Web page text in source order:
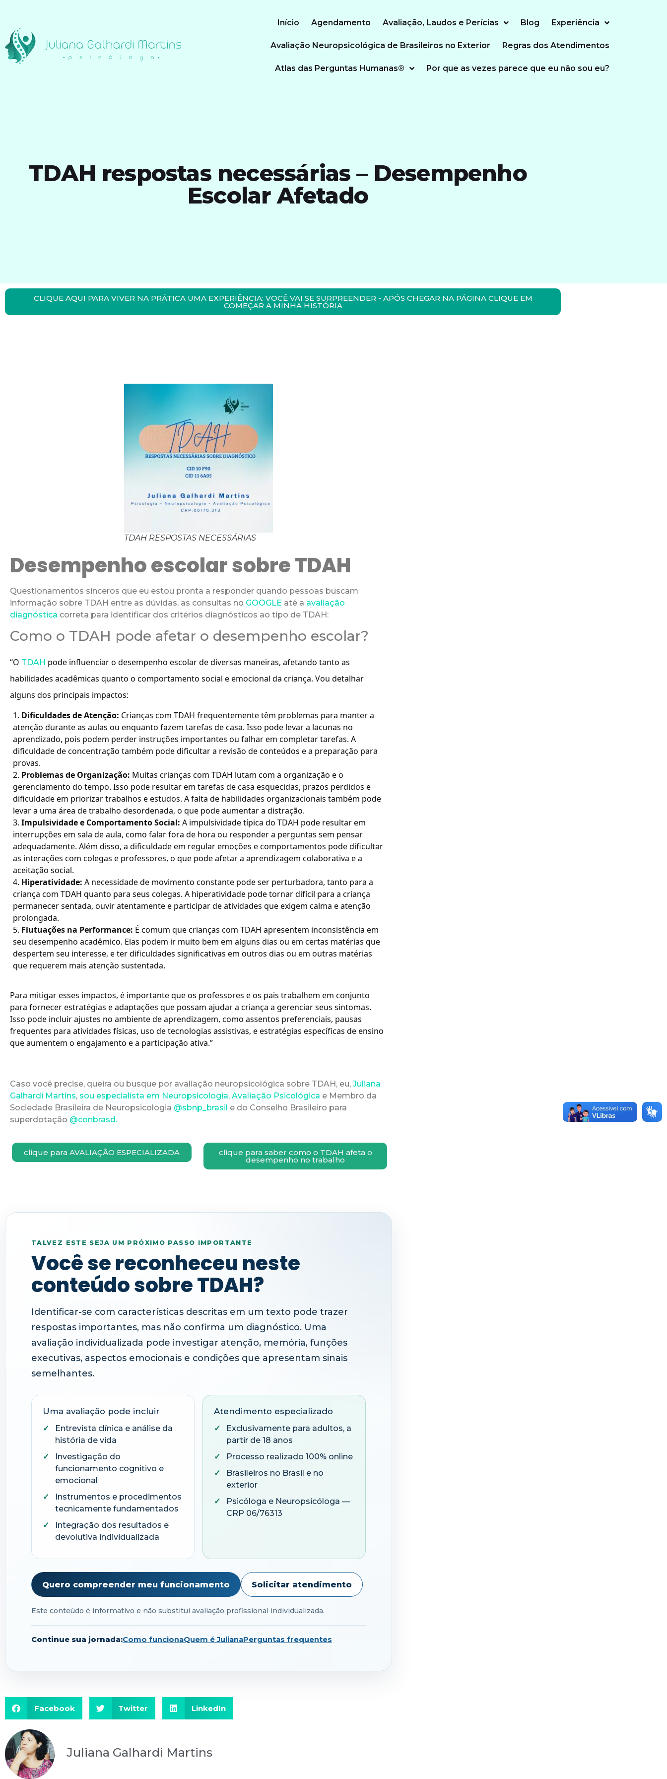
Início Agendamento Avaliação, Laudos e Perícias Blog Experiência
Avaliação Neuropsicológica de Brasileiros no Exterior Regras dos Atendimentos
Atlas das Perguntas Humanas® Por que as vezes parece que eu não sou eu?
TDAH respostas necessárias – Desempenho
Escolar Afetado
CLIQUE AQUI PARA VIVER NA PRÁTICA UMA EXPERIÊNCIA: VOCÊ VAI SE SURPREENDER - APÓS CHEGAR NA PÁGINA CLIQUE EM
COMEÇAR A MINHA HISTÓRIA
TDAH RESPOSTAS NECESSÁRIAS
Desempenho escolar sobre TDAH
Questionamentos sinceros que eu estou pronta a responder quando pessoas buscam
informação sobre TDAH entre as dúvidas, as consultas no GOOGLE até a avaliação
diagnóstica correta para identificar dos critérios diagnósticos ao tipo de TDAH:
Como o TDAH pode afetar o desempenho escolar?
“O TDAH pode influenciar o desempenho escolar de diversas maneiras, afetando tanto as
habilidades acadêmicas quanto o comportamento social e emocional da criança. Vou detalhar
alguns dos principais impactos:
Dificuldades de Atenção: Crianças com TDAH frequentemente têm problemas para manter a
atenção durante as aulas ou enquanto fazem tarefas de casa. Isso pode levar a lacunas no
aprendizado, pois podem perder instruções importantes ou falhar em completar tarefas. A
dificuldade de concentração também pode dificultar a revisão de conteúdos e a preparação para
provas.
Problemas de Organização: Muitas crianças com TDAH lutam com a organização e o
gerenciamento do tempo. Isso pode resultar em tarefas de casa esquecidas, prazos perdidos e
dificuldade em priorizar trabalhos e estudos. A falta de habilidades organizacionais também pode
levar a uma área de trabalho desordenada, o que pode aumentar a distração.
Impulsividade e Comportamento Social: A impulsividade típica do TDAH pode resultar em
interrupções em sala de aula, como falar fora de hora ou responder a perguntas sem pensar
adequadamente. Além disso, a dificuldade em regular emoções e comportamentos pode dificultar
as interações com colegas e professores, o que pode afetar a aprendizagem colaborativa e a
aceitação social.
Hiperatividade: A necessidade de movimento constante pode ser perturbadora, tanto para a
criança com TDAH quanto para seus colegas. A hiperatividade pode tornar difícil para a criança
permanecer sentada, ouvir atentamente e participar de atividades que exigem calma e atenção
prolongada.
Flutuações na Performance: É comum que crianças com TDAH apresentem inconsistência em
seu desempenho acadêmico. Elas podem ir muito bem em alguns dias ou em certas matérias que
despertem seu interesse, e ter dificuldades significativas em outros dias ou em outras matérias
que requerem mais atenção sustentada.
Para mitigar esses impactos, é importante que os professores e os pais trabalhem em conjunto
para fornecer estratégias e adaptações que possam ajudar a criança a gerenciar seus sintomas.
Isso pode incluir ajustes no ambiente de aprendizagem, como assentos preferenciais, pausas
frequentes para atividades físicas, uso de tecnologias assistivas, e estratégias específicas de ensino
que aumentem o engajamento e a participação ativa.”
Caso você precise, queira ou busque por avaliação neuropsicológica sobre TDAH, eu, Juliana
Galhardi Martins, sou especialista em Neuropsicologia, Avaliação Psicológica e Membro da
Sociedade Brasileira de Neuropsicologia @sbnp_brasil e do Conselho Brasileiro para
superdotação @conbrasd.
clique para AVALIAÇÃO ESPECIALIZADA clique para saber como o TDAH afeta o
desempenho no trabalho
TALVEZ ESTE SEJA UM PRÓXIMO PASSO IMPORTANTE
Você se reconheceu neste
conteúdo sobre TDAH?
Identificar-se com características descritas em um texto pode trazer
respostas importantes, mas não confirma um diagnóstico. Uma
avaliação individualizada pode investigar atenção, memória, funções
executivas, aspectos emocionais e condições que apresentam sinais
semelhantes.
Uma avaliação pode incluir
Entrevista clínica e análise da
história de vida
Investigação do
funcionamento cognitivo e
emocional
Instrumentos e procedimentos
tecnicamente fundamentados
Integração dos resultados e
devolutiva individualizada
Atendimento especializado
Exclusivamente para adultos, a
partir de 18 anos
Processo realizado 100% online
Brasileiros no Brasil e no
exterior
Psicóloga e Neuropsicóloga —
CRP 06/76313
Quero compreender meu funcionamento Solicitar atendimento
Este conteúdo é informativo e não substitui avaliação profissional individualizada.
Continue sua jornada:Como funcionaQuem é JulianaPerguntas frequentes
Facebook Twitter LinkedIn
Juliana Galhardi Martins